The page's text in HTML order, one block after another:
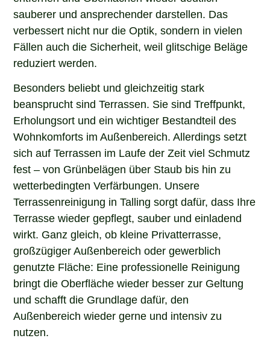
sauberer und ansprechender darstellen. Das
verbessert nicht nur die Optik, sondern in vielen
Fällen auch die Sicherheit, weil glitschige Beläge
reduziert werden.
Besonders beliebt und gleichzeitig stark
beansprucht sind Terrassen. Sie sind Treffpunkt,
Erholungsort und ein wichtiger Bestandteil des
Wohnkomforts im Außenbereich. Allerdings setzt
sich auf Terrassen im Laufe der Zeit viel Schmutz
fest – von Grünbelägen über Staub bis hin zu
wetterbedingten Verfärbungen. Unsere
Terrassenreinigung in Talling sorgt dafür, dass Ihre
Terrasse wieder gepflegt, sauber und einladend
wirkt. Ganz gleich, ob kleine Privatterrasse,
großzügiger Außenbereich oder gewerblich
genutzte Fläche: Eine professionelle Reinigung
bringt die Oberfläche wieder besser zur Geltung
und schafft die Grundlage dafür, den
Außenbereich wieder gerne und intensiv zu
nutzen.